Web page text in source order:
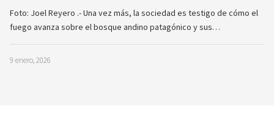
Foto: Joel Reyero .- Una vez más, la sociedad es testigo de cómo el
fuego avanza sobre el bosque andino patagónico y sus…
9 enero, 2026